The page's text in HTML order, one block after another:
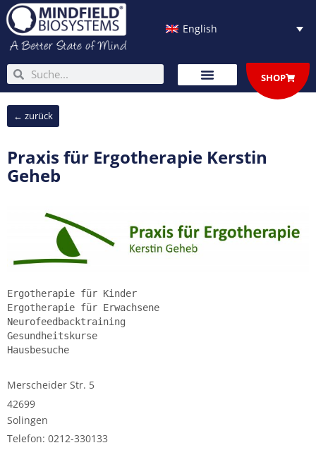
Skip
to
content
English
SearchSearch SHOP
← zurück
Praxis für Ergotherapie Kerstin
Geheb
Ergotherapie für Kinder
Ergotherapie für Erwachsene
Neurofeedbacktraining
Gesundheitskurse
Hausbesuche
Merscheider Str. 5
42699
Solingen
Telefon: 0212-330133